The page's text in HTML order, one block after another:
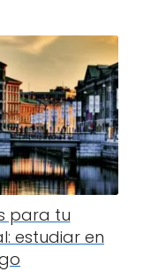
para tu
estudiar en